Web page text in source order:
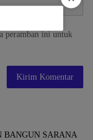
peramban ini untuk
BANGUN SARANA